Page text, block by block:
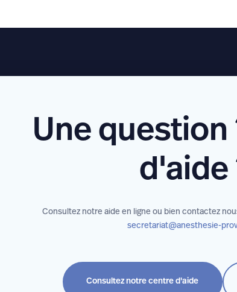
Une question
d'aide
Consultez notre aide en ligne ou bien contactez
secretariat@anesthesie-
Consultez notre centre d'aide